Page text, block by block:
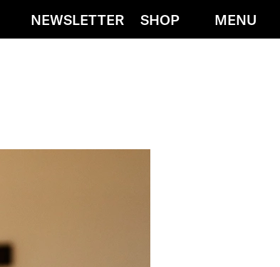
SucheNEWSLETTER SHOP MENU